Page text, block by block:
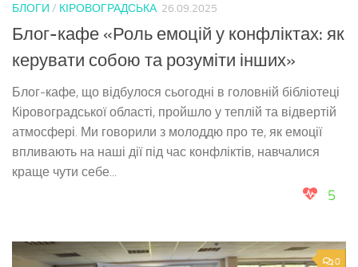
БЛОГИ / КІРОВОГРАДСЬКА 26.09.2025
Блог-кафе «Роль емоцій у конфліктах: як
керувати собою та розуміти інших»
Блог-кафе, що відбулося сьогодні в головній бібліотеці
Кіровоградської області, пройшло у теплій та відвертій
атмосфері. Ми говорили з молоддю про те, як емоції
впливають на наші дії під час конфліктів, навчалися
краще чути себе...
5
0